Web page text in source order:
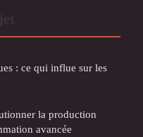
: ce qui influe sur les
la production
avancée